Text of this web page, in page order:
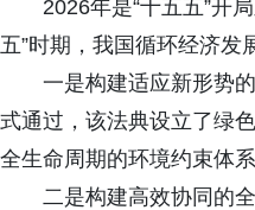
2026年是“十五五”开
五”时期，我国循环经济发
一是构建适应新形势
式通过，该法典设立了绿
全生命周期的环境约束体
二是构建高效协同的